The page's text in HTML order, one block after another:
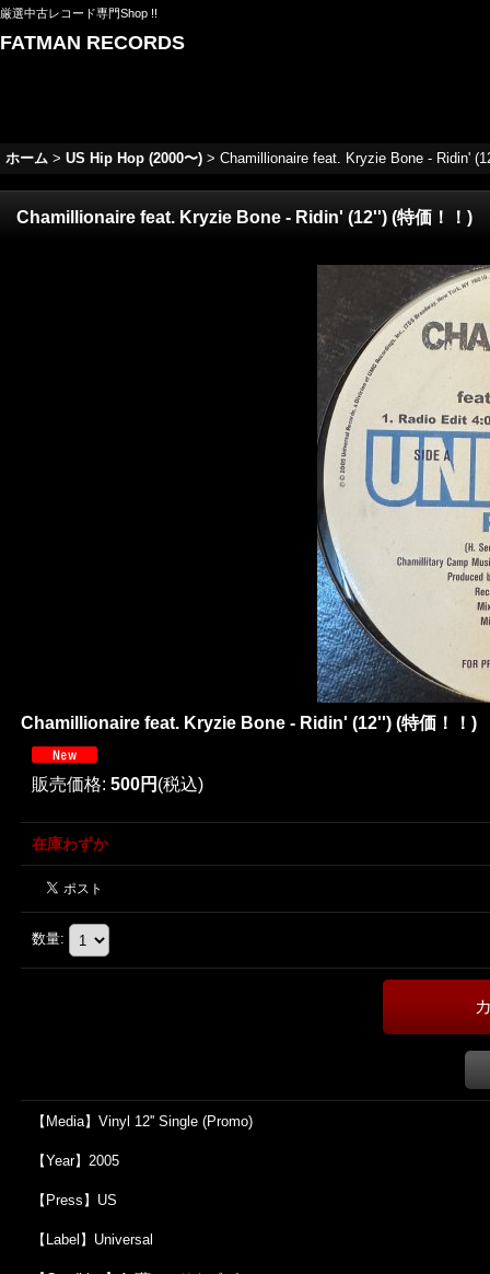
厳選中古レコード専門Shop !!
FATMAN RECORDS
ホーム > US Hip Hop (2000〜) > Chamillionaire feat. Kryzie Bone - Ridin'
Chamillionaire feat. Kryzie Bone - Ridin' (12'') (特価！！)
Chamillionaire feat. Kryzie Bone - Ridin' (12'') (特価！！)
販売価格: 500円 (税込)
在庫わずか
数量:
【Media】Vinyl 12'' Single (Promo)
【Year】2005
【Press】US
【Label】Universal